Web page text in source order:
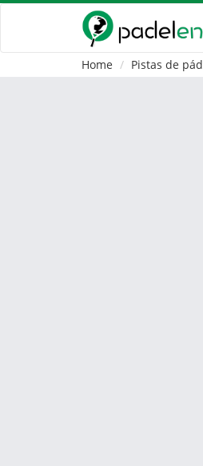
Home Pistas de